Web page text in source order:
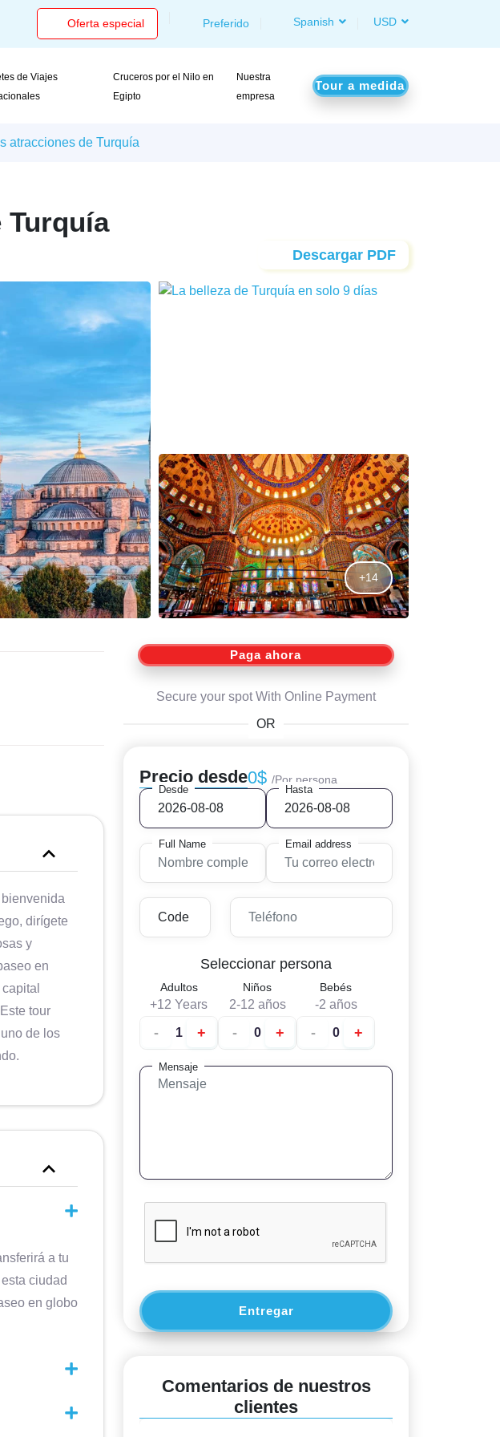
Oferta especial Preferido Spanish USD
de Viajes
Cruceros por el Nilo en
Egipto
Nuestra
empresa
Tour a medida
atracciones de Turquía
Turquía
Descargar PDF
+14
dirígete
y
en
tour
de los
a tu
ciudad
en globo
Paga ahora
Secure your spot With Online Payment
OR
Precio desde0$ /Por persona
Desde Hasta
Full Name Email address
Seleccionar persona
Adultos
+12 Years
- +
Niños
2-12 años
- +
Bebés
-2 años
- +
Mensaje
Entregar
Comentarios de nuestros
clientes